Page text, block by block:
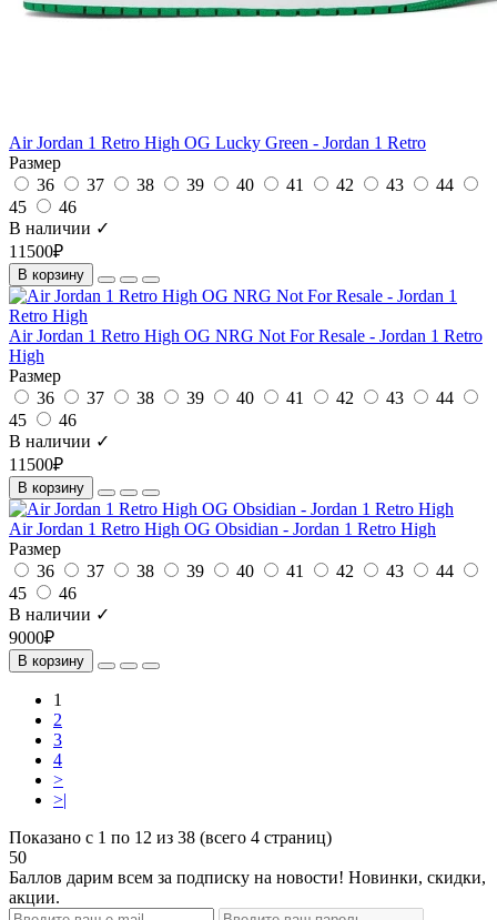
Air Jordan 1 Retro High OG Lucky Green - Jordan 1 Retro
Размер
36
37 38 39 40 41 42 43
44
45
46
В наличии ✓
11500₽
В корзину
Air Jordan 1 Retro High OG NRG Not For Resale - Jordan 1 Retro
High
Размер
36
37 38 39 40 41 42 43
44
45
46
В наличии ✓
11500₽
В корзину
Air Jordan 1 Retro High OG Obsidian - Jordan 1 Retro High
Размер
36
37 38 39 40 41 42 43
44
45
46
В наличии ✓
9000₽
В корзину
1
2
3
4
>
>|
Показано с 1 по 12 из 38 (всего 4 страниц)
50
Баллов дарим всем за подписку на новости! Новинки, скидки,
акции.